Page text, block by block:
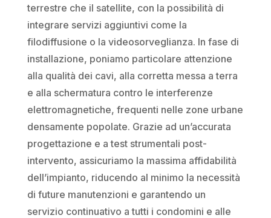
terrestre che il satellite, con la possibilità di
integrare servizi aggiuntivi come la
filodiffusione o la videosorveglianza. In fase di
installazione, poniamo particolare attenzione
alla qualità dei cavi, alla corretta messa a terra
e alla schermatura contro le interferenze
elettromagnetiche, frequenti nelle zone urbane
densamente popolate. Grazie ad un’accurata
progettazione e a test strumentali post-
intervento, assicuriamo la massima affidabilità
dell’impianto, riducendo al minimo la necessità
di future manutenzioni e garantendo un
servizio continuativo a tutti i condomini e alle